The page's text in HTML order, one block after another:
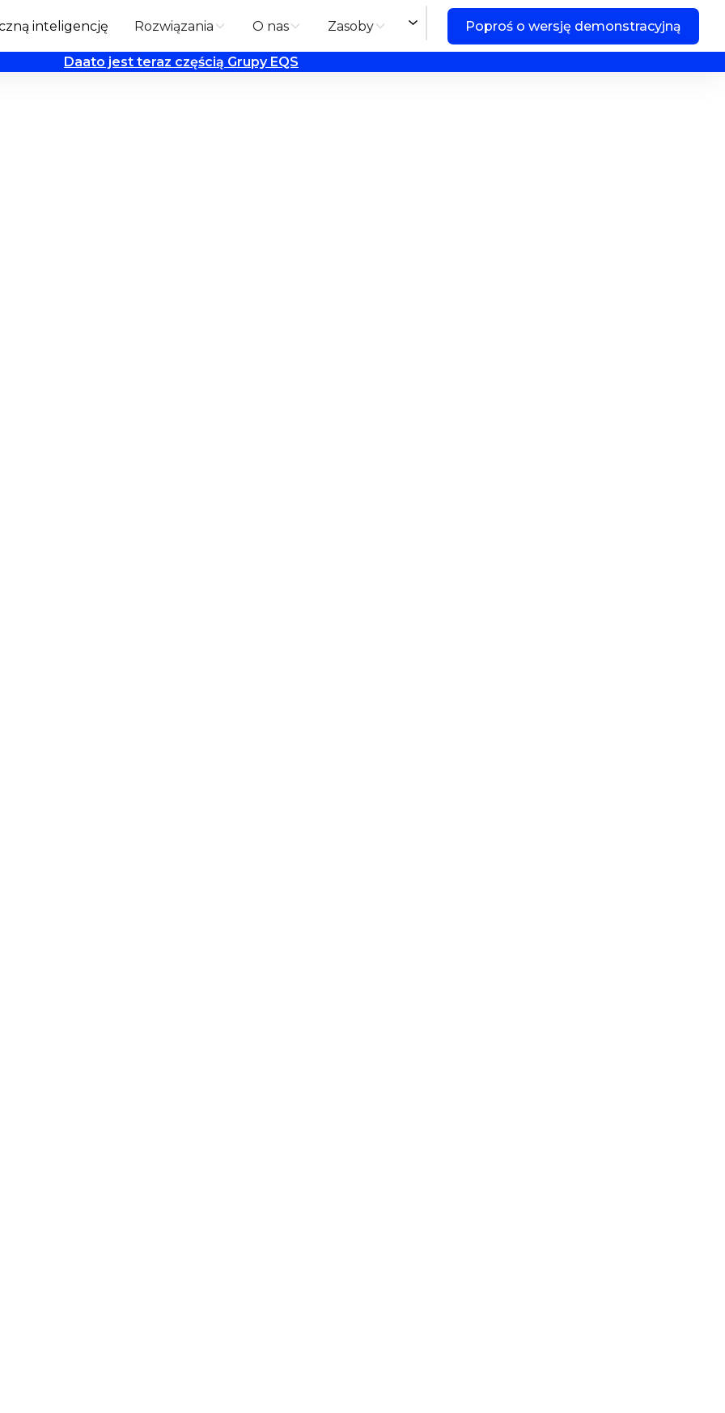
inteligencję Rozwiązania O nas Zasoby Poproś o wersję demonstracyjną
Daato jest teraz częścią Grupy EQS